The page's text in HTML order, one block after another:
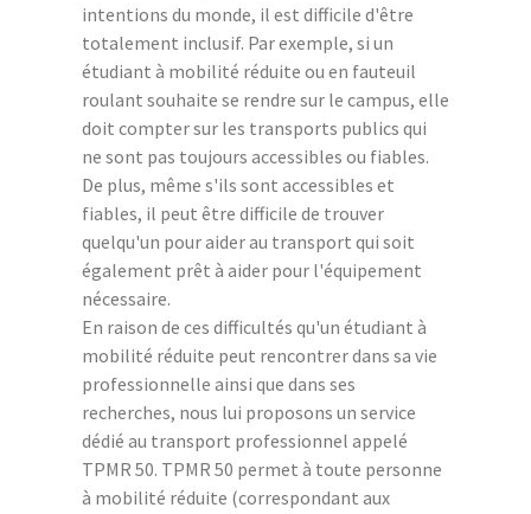
intentions du monde, il est difficile d'être
totalement inclusif. Par exemple, si un
étudiant à mobilité réduite ou en fauteuil
roulant souhaite se rendre sur le campus, elle
doit compter sur les transports publics qui
ne sont pas toujours accessibles ou fiables.
De plus, même s'ils sont accessibles et
fiables, il peut être difficile de trouver
quelqu'un pour aider au transport qui soit
également prêt à aider pour l'équipement
nécessaire.
En raison de ces difficultés qu'un étudiant à
mobilité réduite peut rencontrer dans sa vie
professionnelle ainsi que dans ses
recherches, nous lui proposons un service
dédié au transport professionnel appelé
TPMR 50. TPMR 50 permet à toute personne
à mobilité réduite (correspondant aux